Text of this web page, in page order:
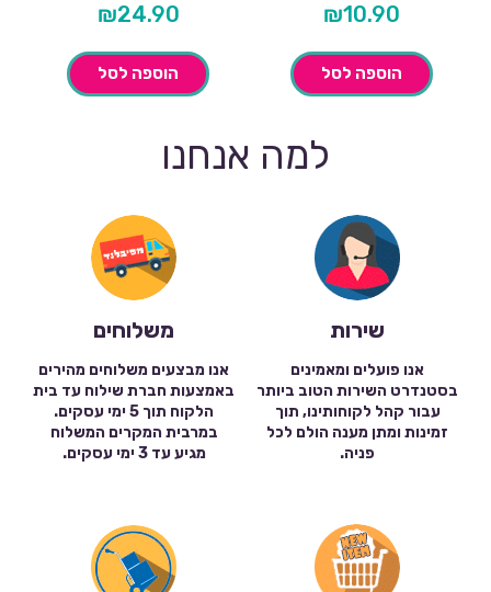
₪10.90
הוספה לסל
₪24.90
הוספה לסל
למה אנחנו
שירות
אנו פועלים ומאמינים
בסטנדרט השירות הטוב ביותר
עבור קהל לקוחותינו, תוך
זמינות ומתן מענה הולם לכל
פניה.
משלוחים
אנו מבצעים משלוחים מהירים
באמצעות חברת שילוח עד בית
הלקוח תוך 5 ימי עסקים.
במרבית המקרים המשלוח
מגיע עד 3 ימי עסקים.